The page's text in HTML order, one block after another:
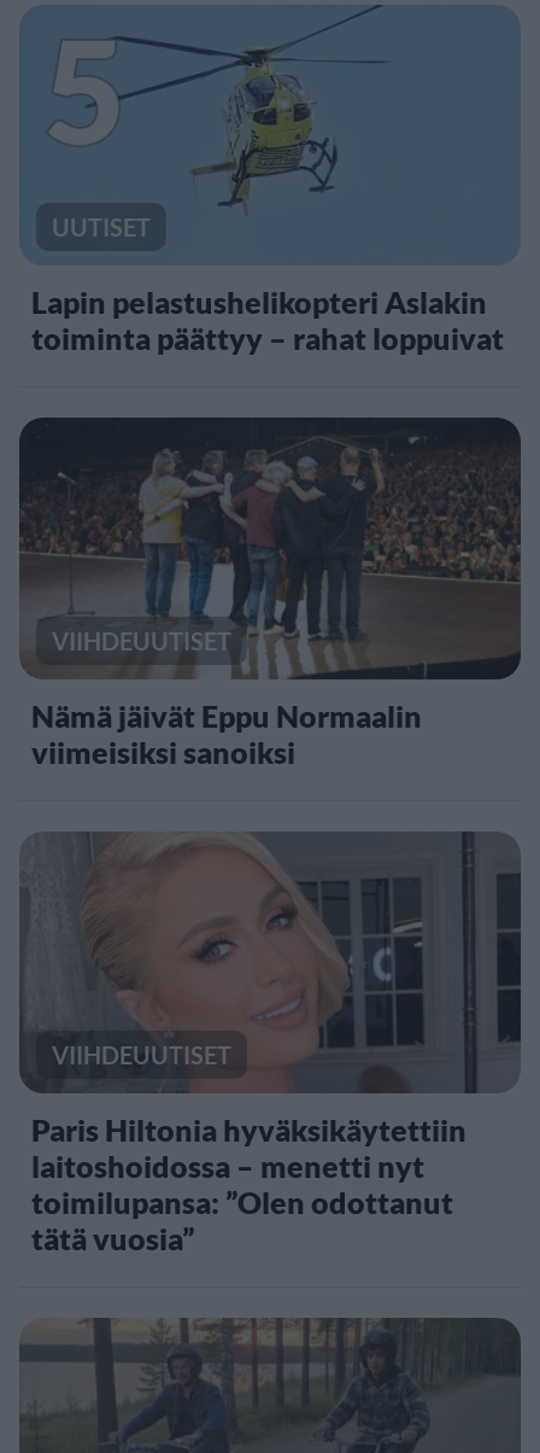
5
UUTISET
Lapin pelastushelikopteri Aslakin
toiminta päättyy – rahat loppuivat
VIIHDEUUTISET
Nämä jäivät Eppu Normaalin
viimeisiksi sanoiksi
VIIHDEUUTISET
Paris Hiltonia hyväksikäytettiin
laitoshoidossa – menetti nyt
toimilupansa: ”Olen odottanut
tätä vuosia”